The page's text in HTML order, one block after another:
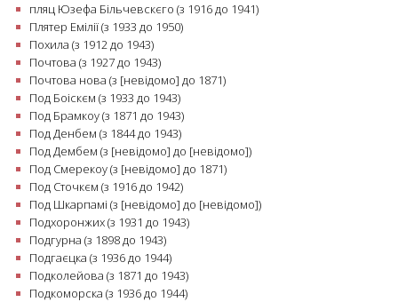
пляц Юзефа Більчевскєго (з 1916 до 1941)
Плятер Емілії (з 1933 до 1950)
Похила (з 1912 до 1943)
Почтова (з 1927 до 1943)
Почтова нова (з [невідомо] до 1871)
Под Боіскєм (з 1933 до 1943)
Под Брамкоу (з 1871 до 1943)
Под Денбем (з 1844 до 1943)
Под Дембем (з [невідомо] до [невідомо])
Под Смерекоу (з [невідомо] до 1871)
Под Сточкєм (з 1916 до 1942)
Под Шкарпамі (з [невідомо] до [невідомо])
Подхоронжих (з 1931 до 1943)
Подгурна (з 1898 до 1943)
Подгаєцка (з 1936 до 1944)
Подколейова (з 1871 до 1943)
Подкоморска (з 1936 до 1944)